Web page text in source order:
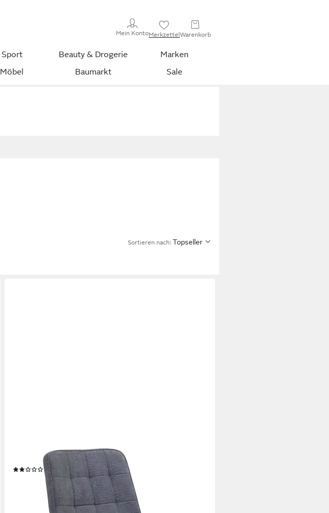
Mein KontoMerkzettelWarenkorb
Sport Beauty & Drogerie
Marken
Möbel Baumarkt Sale
Sortieren nach: Topseller
Loungesessel HENRY, gepolstert, 360° drehbar,
Cordbezug, Grau
(1)
129,99 €
lieferbar - in 4-5 Werktagen bei dir